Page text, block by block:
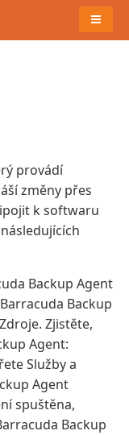
provádí
změny přes
k softwaru
Backup Agent
Backup
Zjistěte,
Agent:
Služby a
Agent
spuštěna,
Backup